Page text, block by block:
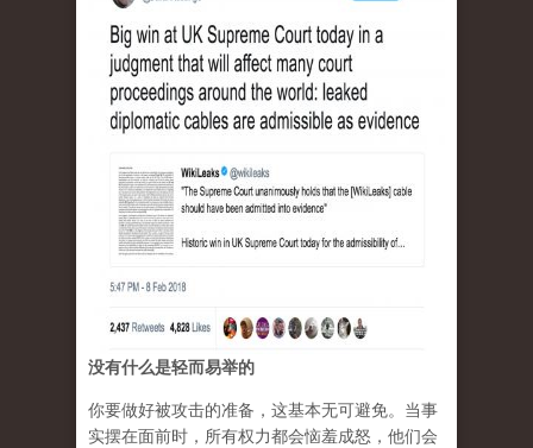
没有什么是轻而易举的
你要做好被攻击的准备，这基本无可避免。当事
实摆在面前时，所有权力都会恼羞成怒，他们会